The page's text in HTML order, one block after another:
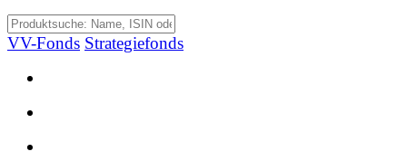
VV-Fonds Strategiefonds